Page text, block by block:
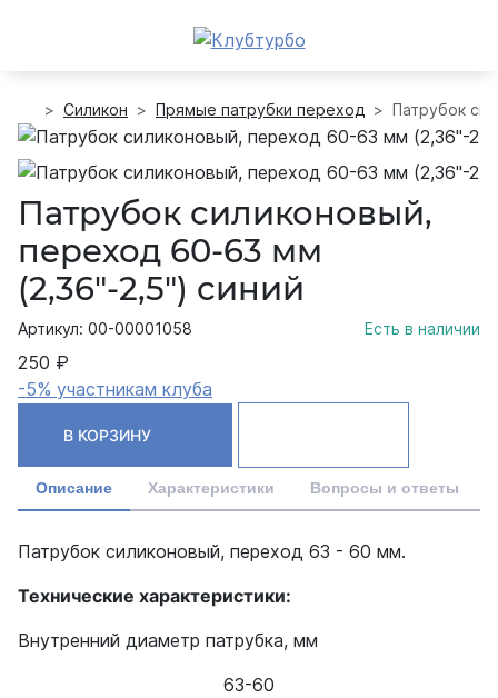
Силикон Прямые патрубки переход Патрубок
Патрубок силиконовый,
переход 60-63 мм
(2,36"-2,5") синий
Артикул: 00-00001058 Есть в наличии
250 ₽
-5% участникам клуба
В КОРЗИНУ
Описание Характеристики Вопросы и ответы
Патрубок силиконовый, переход 63 - 60 мм.
Технические характеристики:
Внутренний диаметр патрубка, мм
63-60